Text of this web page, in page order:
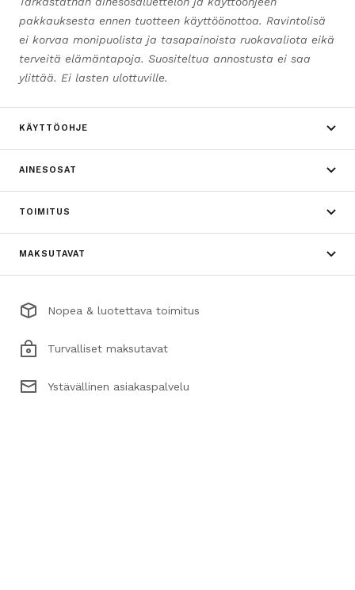
pakkauksesta ennen tuotteen käyttöönottoa. Ravintolisä
ei korvaa monipuolista ja tasapainoista ruokavaliota eikä
terveitä elämäntapoja. Suositeltua annostusta ei saa
ylittää. Ei lasten ulottuville.
KÄYTTÖOHJE
AINESOSAT
TOIMITUS
MAKSUTAVAT
Nopea & luotettava toimitus
Turvalliset maksutavat
Ystävällinen asiakaspalvelu